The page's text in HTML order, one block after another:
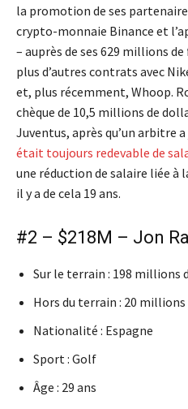
la promotion de ses
crypto-monnaie Binance et
– auprès de ses 629 millions
plus d’autres contrats avec
et, plus récemment, Whoop.
chèque de 10,5 millions de
Juventus, après qu’un arbitre a
était toujours redevable de
une réduction de salaire liée à
il y a de cela 19 ans.
#2 – $218M – Jon
Sur le terrain : 198 millions
Hors du terrain : 20
Nationalité : Espagne
Sport : Golf
Âge : 29 ans